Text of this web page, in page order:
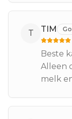
T TIM
Beste
Alleen
melk